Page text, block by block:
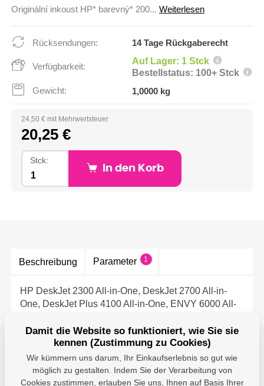
Originální inkoust HP* barevný* 200... Weiterlesen
Rücksendungen: 14 Tage Rückgaberecht
Verfügbarkeit:
Auf Lager: 1 Stck
Bestellstatus: 100+ Stck
Gewicht: 1,0000 kg
24,50 € mit Mehrwertsteuer
20,25 €
Stck:
In den Korb
Beschreibung Parameter 1
HP DeskJet 2300 All-in-One, DeskJet 2700 All-in-
One, DeskJet Plus 4100 All-in-One, ENVY 6000 All-
Pro cca 200 stran dle ISO/IEC 24711.
Damit die Website so funktioniert, wie Sie sie
kennen (Zustimmung zu Cookies)
Wir kümmern uns darum, Ihr Einkaufserlebnis so gut wie
möglich zu gestalten. Indem Sie der Verarbeitung von
Cookies zustimmen, erlauben Sie uns, Ihnen auf Basis Ihrer